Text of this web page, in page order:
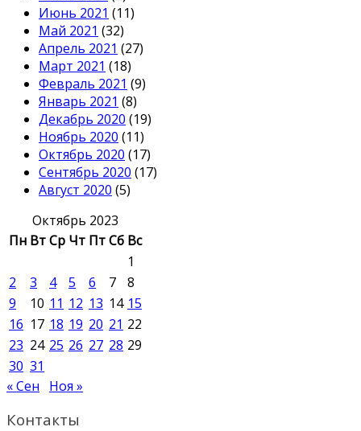
Июнь 2021 (11)
Май 2021 (32)
Апрель 2021 (27)
Март 2021 (18)
Февраль 2021 (9)
Январь 2021 (8)
Декабрь 2020 (19)
Ноябрь 2020 (11)
Октябрь 2020 (17)
Сентябрь 2020 (17)
Август 2020 (5)
Октябрь 2023
Пн ВтСр Чт ПтСб Вс
1
2
3 4 5 6 7
8
9
10 11 12 13 14 15
16 17 18 19 20 21 22
23 24 25 26 27 28 29
30 31
« Сен
Ноя »
Контакты